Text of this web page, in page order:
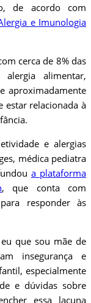
de acordo com
e Imunologia
cerca de 8% das
alimentar,
aproximadamente
estar relacionada à
e alergias
médica pediatra
a plataforma
, que conta com
responder às
que sou mãe de
insegurança e
especialmente
e dúvidas sobre
essa lacuna